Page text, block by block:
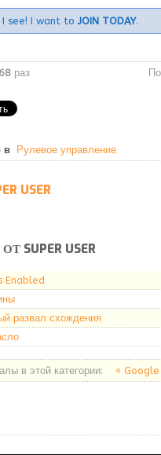
I see! I want toJOIN TODAY.
раз
в Рулевое управление
USER
SUPER USER
Enabled
развал схождения
в этой категории: «